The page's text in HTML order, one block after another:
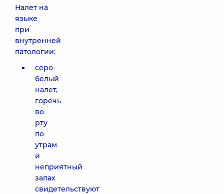
Налет на
языке
при
внутренней
патологии:
серо-
белый
налет,
горечь
во
рту
по
утрам
и
неприятный
запах
свидетельствуют